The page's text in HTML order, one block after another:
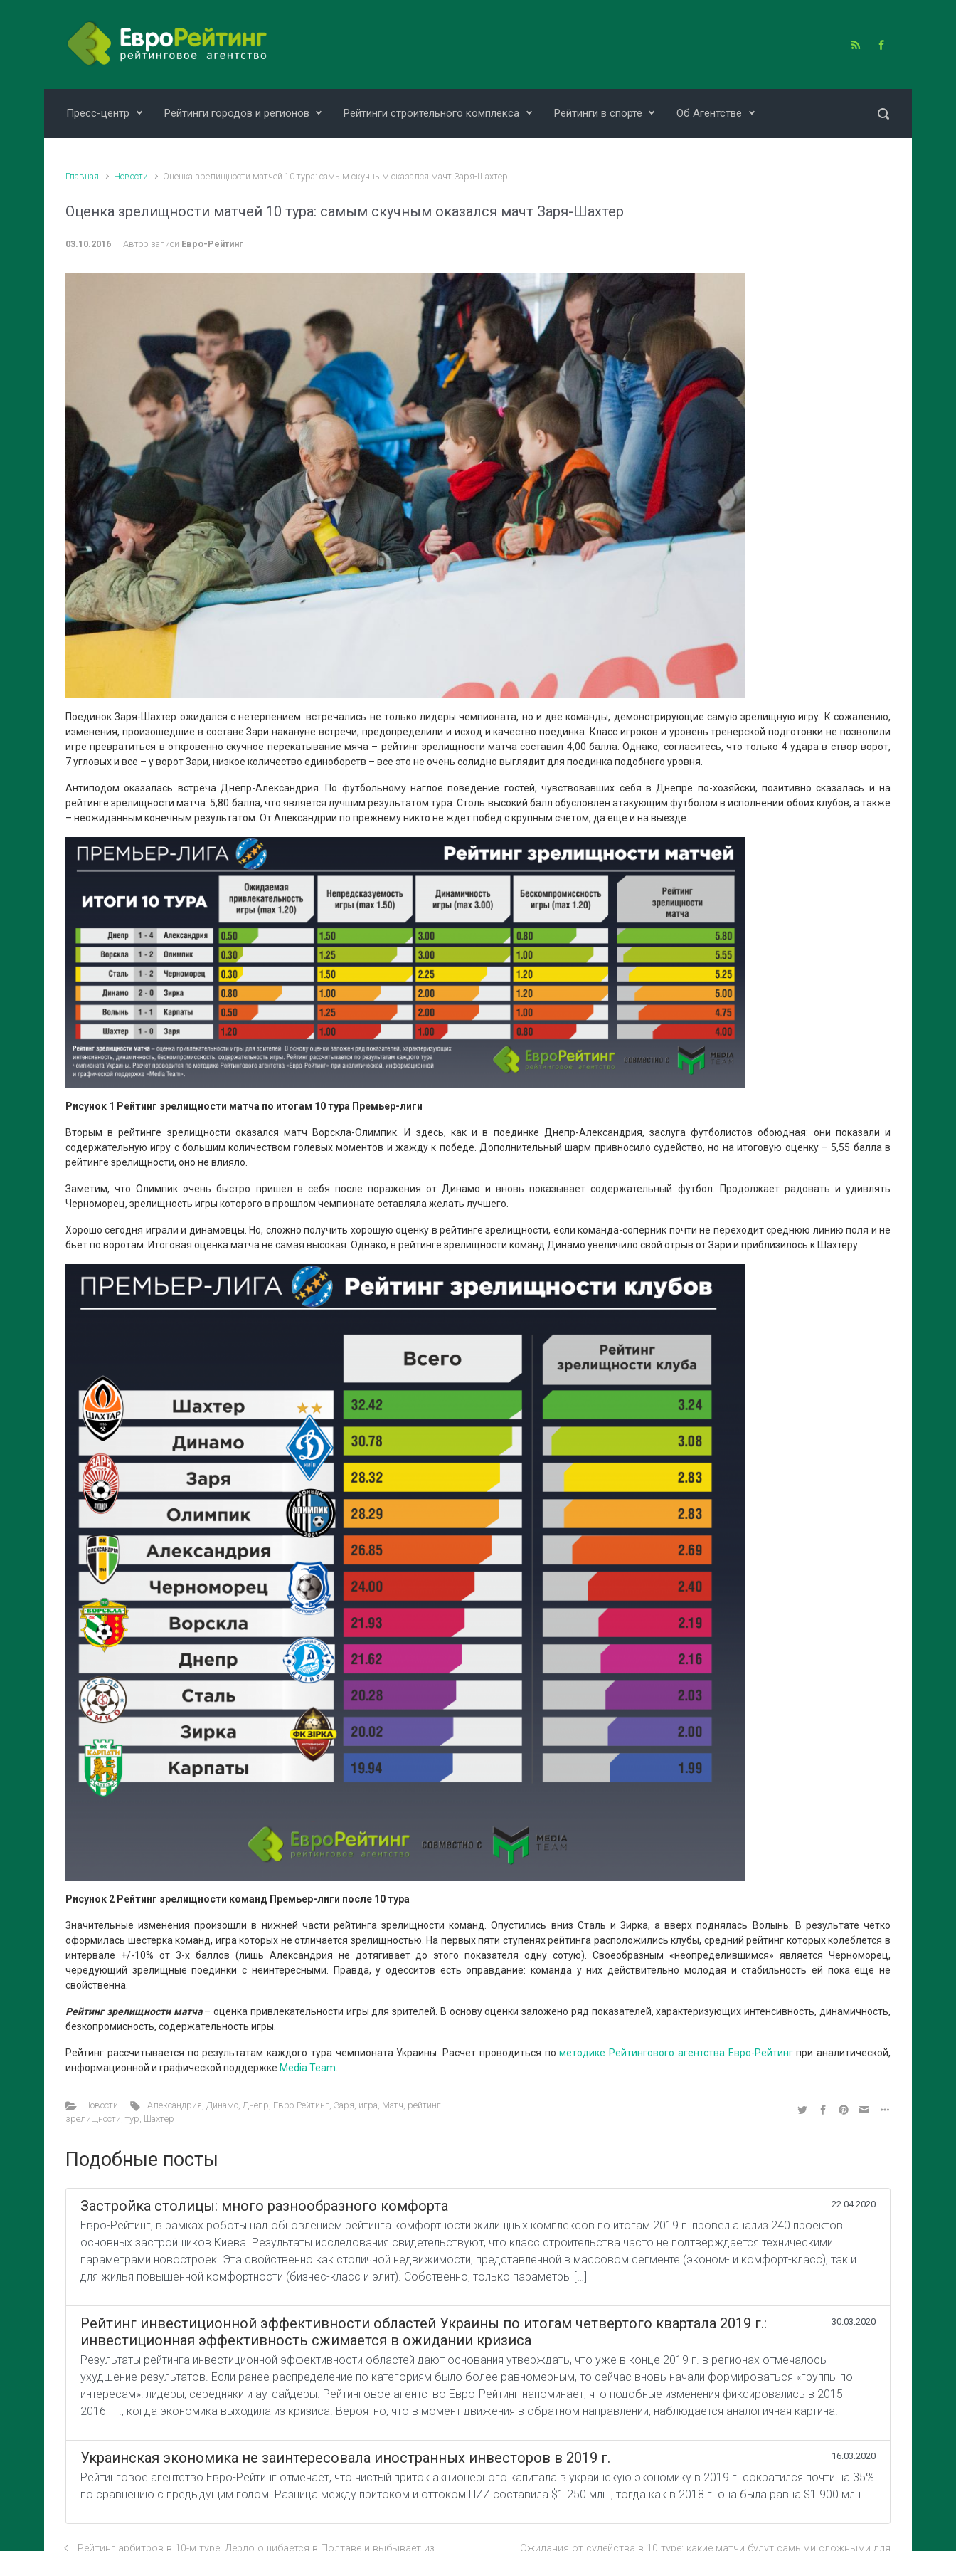
Пресс-центр Рейтинги городов и регионов Рейтинги строительного комплекса Рейтинги в спорте Об Агентстве
Главная Новости Оценка зрелищности матчей 10 тура: самым скучным оказался мачт Заря-Шахтер
Оценка зрелищности матчей 10 тура: самым скучным оказался мачт Заря-Шахтер
03.10.2016 Автор записи Евро-Рейтинг
Поединок Заря-Шахтер ожидался с нетерпением: встречались не только лидеры чемпионата, но и две команды, демонстрирующие самую зрелищную игру. К сожалению,
изменения, произошедшие в составе Зари накануне встречи, предопределили и исход и качество поединка. Класс игроков и уровень тренерской подготовки не позволили
игре превратиться в откровенно скучное перекатывание мяча – рейтинг зрелищности матча составил 4,00 балла. Однако, согласитесь, что только 4 удара в створ ворот,
7 угловых и все – у ворот Зари, низкое количество единоборств – все это не очень солидно выглядит для поединка подобного уровня.
Антиподом оказалась встреча Днепр-Александрия. По футбольному наглое поведение гостей, чувствовавших себя в Днепре по-хозяйски, позитивно сказалась и на
рейтинге зрелищности матча: 5,80 балла, что является лучшим результатом тура. Столь высокий балл обусловлен атакующим футболом в исполнении обоих клубов, а также
– неожиданным конечным результатом. От Александрии по прежнему никто не ждет побед с крупным счетом, да еще и на выезде.
Рисунок 1 Рейтинг зрелищности матча по итогам 10 тура Премьер-лиги
Вторым в рейтинге зрелищности оказался матч Ворскла-Олимпик. И здесь, как и в поединке Днепр-Александрия, заслуга футболистов обоюдная: они показали и
содержательную игру с большим количеством голевых моментов и жажду к победе. Дополнительный шарм привносило судейство, но на итоговую оценку – 5,55 балла в
рейтинге зрелищности, оно не влияло.
Заметим, что Олимпик очень быстро пришел в себя после поражения от Динамо и вновь показывает содержательный футбол. Продолжает радовать и удивлять
Черноморец, зрелищность игры которого в прошлом чемпионате оставляла желать лучшего.
Хорошо сегодня играли и динамовцы. Но, сложно получить хорошую оценку в рейтинге зрелищности, если команда-соперник почти не переходит среднюю линию поля и не
бьет по воротам. Итоговая оценка матча не самая высокая. Однако, в рейтинге зрелищности команд Динамо увеличило свой отрыв от Зари и приблизилось к Шахтеру.
Рисунок 2 Рейтинг зрелищности команд Премьер-лиги после 10 тура
Значительные изменения произошли в нижней части рейтинга зрелищности команд. Опустились вниз Сталь и Зирка, а вверх поднялась Волынь. В результате четко
оформилась шестерка команд, игра которых не отличается зрелищностью. На первых пяти ступенях рейтинга расположились клубы, средний рейтинг которых колеблется в
интервале +/-10% от 3-х баллов (лишь Александрия не дотягивает до этого показателя одну сотую). Своеобразным «неопределившимся» является Черноморец,
чередующий зрелищные поединки с неинтересными. Правда, у одесситов есть оправдание: команда у них действительно молодая и стабильность ей пока еще не
свойственна.
Рейтинг зрелищности матча– оценка привлекательности игры для зрителей. В основу оценки заложено ряд показателей, характеризующих интенсивность, динамичность,
безкопромисность, содержательность игры.
Рейтинг рассчитывается по результатам каждого тура чемпионата Украины. Расчет проводиться пометодике Рейтингового агентства Евро-Рейтингпри аналитической,
информационной и графической поддержке Media Team
Новости Александрия Динамо Днепр Евро-Рейтинг Заря игра Матч рейтинг
зрелищности тур Шахтер
Подобные посты
Застройка столицы: много разнообразного комфорта 22.04.2020
Евро-Рейтинг, в рамках роботы над обновлением рейтинга комфортности жилищных комплексов по итогам 2019 г. провел анализ 240 проектов
основных застройщиков Киева. Результаты исследования свидетельствуют, что класс строительства часто не подтверждается техническими
параметрами новостроек. Эта свойственно как столичной недвижимости, представленной в массовом сегменте (эконом- и комфорт-класс), так и
для жилья повышенной комфортности (бизнес-класс и элит). Собственно, только параметры […]
Рейтинг инвестиционной эффективности областей Украины по итогам четвертого квартала 2019 г.:
инвестиционная эффективность сжимается в ожидании кризиса
30.03.2020
Результаты рейтинга инвестиционной эффективности областей дают основания утверждать, что уже в конце 2019 г. в регионах отмечалось
ухудшение результатов. Если ранее распределение по категориям было более равномерным, то сейчас вновь начали формироваться «группы по
интересам»: лидеры, середняки и аутсайдеры. Рейтинговое агентство Евро-Рейтинг напоминает, что подобные изменения фиксировались в 2015-
2016 гг., когда экономика выходила из кризиса. Вероятно, что в момент движения в обратном направлении, наблюдается аналогичная картина.
Украинская экономика не заинтересовала иностранных инвесторов в 2019 г. 16.03.2020
Рейтинговое агентство Евро-Рейтинг отмечает, что чистый приток акционерного капитала в украинскую экономику в 2019 г. сократился почти на 35%
по сравнению с предыдущим годом. Разница между притоком и оттоком ПИИ составила $1 250 млн., тогда как в 2018 г. она была равна $1 900 млн.
Рейтинг арбитров в 10-м туре: Дердо ошибается в Полтаве и выбывает из Ожидания от судейства в 10 туре: какие матчи будут самыми сложными для